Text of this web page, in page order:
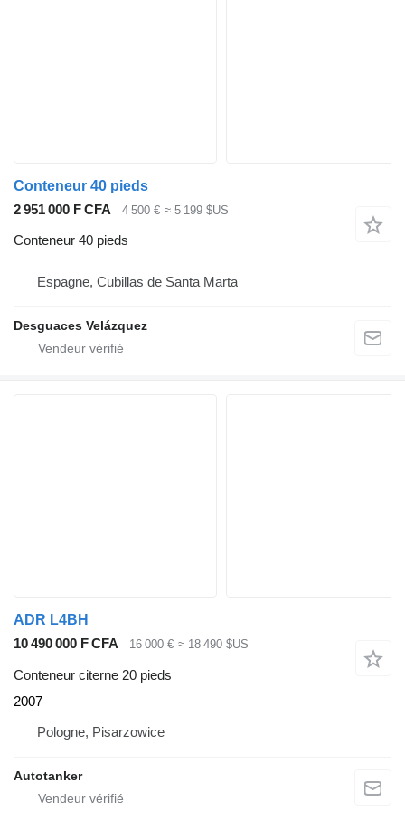
Conteneur 40 pieds
2 951 000 F CFA
4 500 € ≈ 5 199 $US
Conteneur 40 pieds
Espagne, Cubillas de Santa Marta
Desguaces Velázquez
ADR L4BH
10 490 000 F CFA
16 000 € ≈ 18 490 $US
Conteneur citerne 20 pieds
2007
Pologne, Pisarzowice
Autotanker